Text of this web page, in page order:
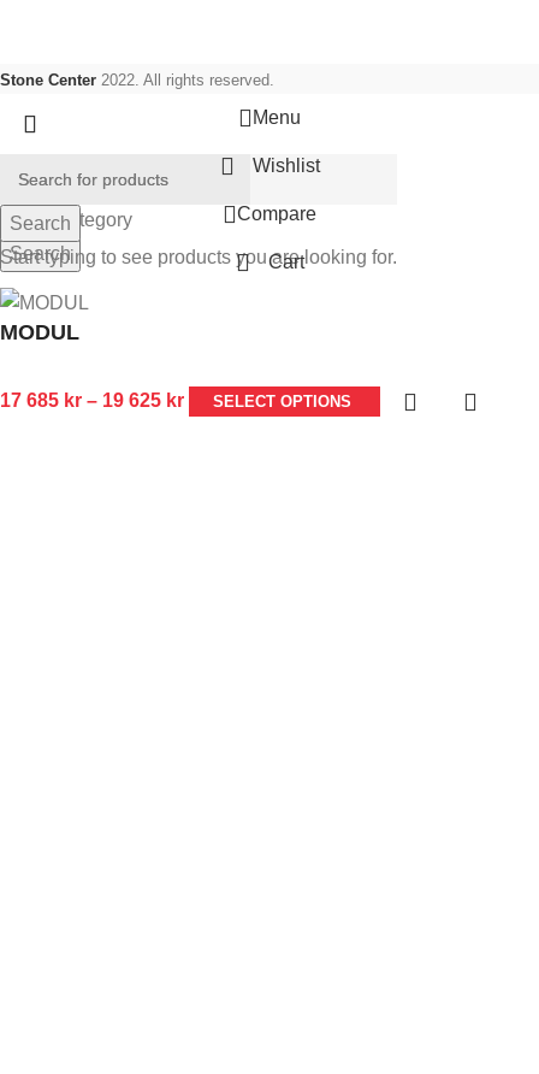
Stone Center 2022. All rights reserved.
Select category
Search
Search
Start typing to see products you are looking for.
Menu
Wishlist
Compare
Cart
MODUL
17 685 kr – 19 625 kr SELECT OPTIONS